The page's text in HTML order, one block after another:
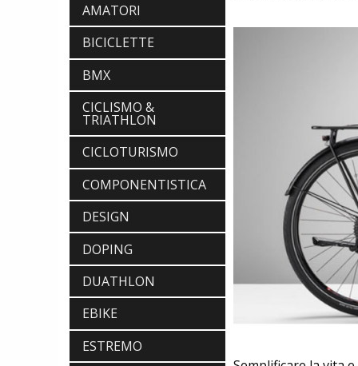
AMATORI
BICICLETTE
BMX
CICLISMO &
TRIATHLON
CICLOTURISMO
COMPONENTISTICA
DESIGN
DOPING
DUATHLON
EBIKE
ESTREMO